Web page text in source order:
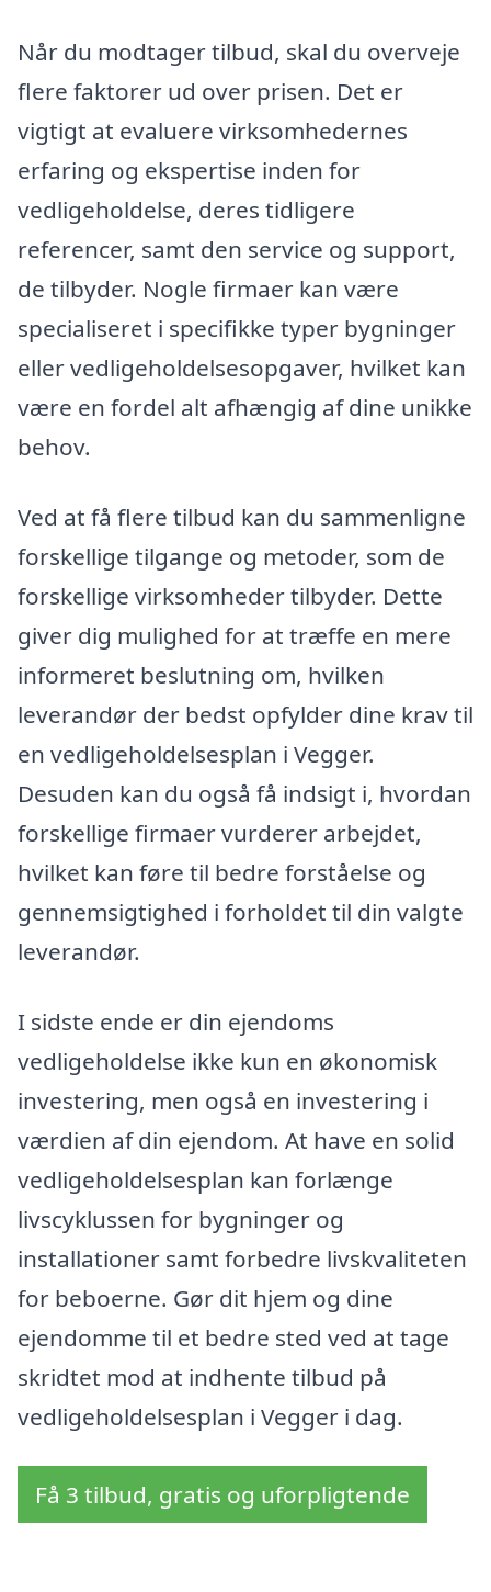
Når du modtager tilbud, skal du overveje
flere faktorer ud over prisen. Det er
vigtigt at evaluere virksomhedernes
erfaring og ekspertise inden for
vedligeholdelse, deres tidligere
referencer, samt den service og support,
de tilbyder. Nogle firmaer kan være
specialiseret i specifikke typer bygninger
eller vedligeholdelsesopgaver, hvilket kan
være en fordel alt afhængig af dine unikke
behov.
Ved at få flere tilbud kan du sammenligne
forskellige tilgange og metoder, som de
forskellige virksomheder tilbyder. Dette
giver dig mulighed for at træffe en mere
informeret beslutning om, hvilken
leverandør der bedst opfylder dine krav til
en vedligeholdelsesplan i Vegger.
Desuden kan du også få indsigt i, hvordan
forskellige firmaer vurderer arbejdet,
hvilket kan føre til bedre forståelse og
gennemsigtighed i forholdet til din valgte
leverandør.
I sidste ende er din ejendoms
vedligeholdelse ikke kun en økonomisk
investering, men også en investering i
værdien af din ejendom. At have en solid
vedligeholdelsesplan kan forlænge
livscyklussen for bygninger og
installationer samt forbedre livskvaliteten
for beboerne. Gør dit hjem og dine
ejendomme til et bedre sted ved at tage
skridtet mod at indhente tilbud på
vedligeholdelsesplan i Vegger i dag.
Få 3 tilbud, gratis og uforpligtende